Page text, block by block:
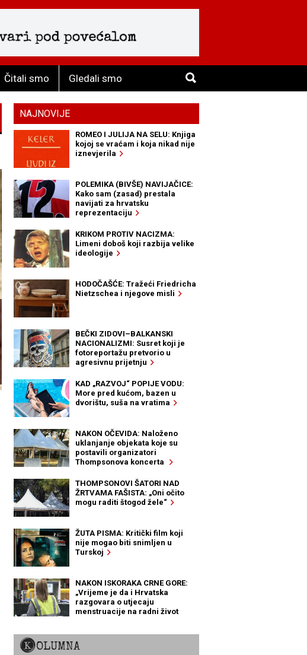
Čitali smo Gledali smo
NAJNOVIJE
ROMEO I JULIJA NA SELU: Knjiga
kojoj se vraćam i koja nikad nije
iznevjerila
POLEMIKA (BIVŠE) NAVIJAČICE:
Kako sam (zasad) prestala
navijati za hrvatsku
reprezentaciju
KRIKOM PROTIV NACIZMA:
Limeni doboš koji razbija velike
ideologije
HODOČAŠĆE: Tražeći Friedricha
Nietzschea i njegove misli
BEČKI ZIDOVI–BALKANSKI
NACIONALIZMI: Susret koji je
fotoreportažu pretvorio u
agresivnu prijetnju
KAD „RAZVOJ“ POPIJE VODU:
More pred kućom, bazen u
dvorištu, suša na vratima
NAKON OČEVIDA: Naloženo
uklanjanje objekata koje su
postavili organizatori
Thompsonova koncerta
THOMPSONOVI ŠATORI NAD
ŽRTVAMA FAŠISTA: „Oni očito
mogu raditi štogod žele“
ŽUTA PISMA: Kritički film koji
nije mogao biti snimljen u
Turskoj
NAKON ISKORAKA CRNE GORE:
„Vrijeme je da i Hrvatska
razgovara o utjecaju
menstruacije na radni život
KOLUMNA